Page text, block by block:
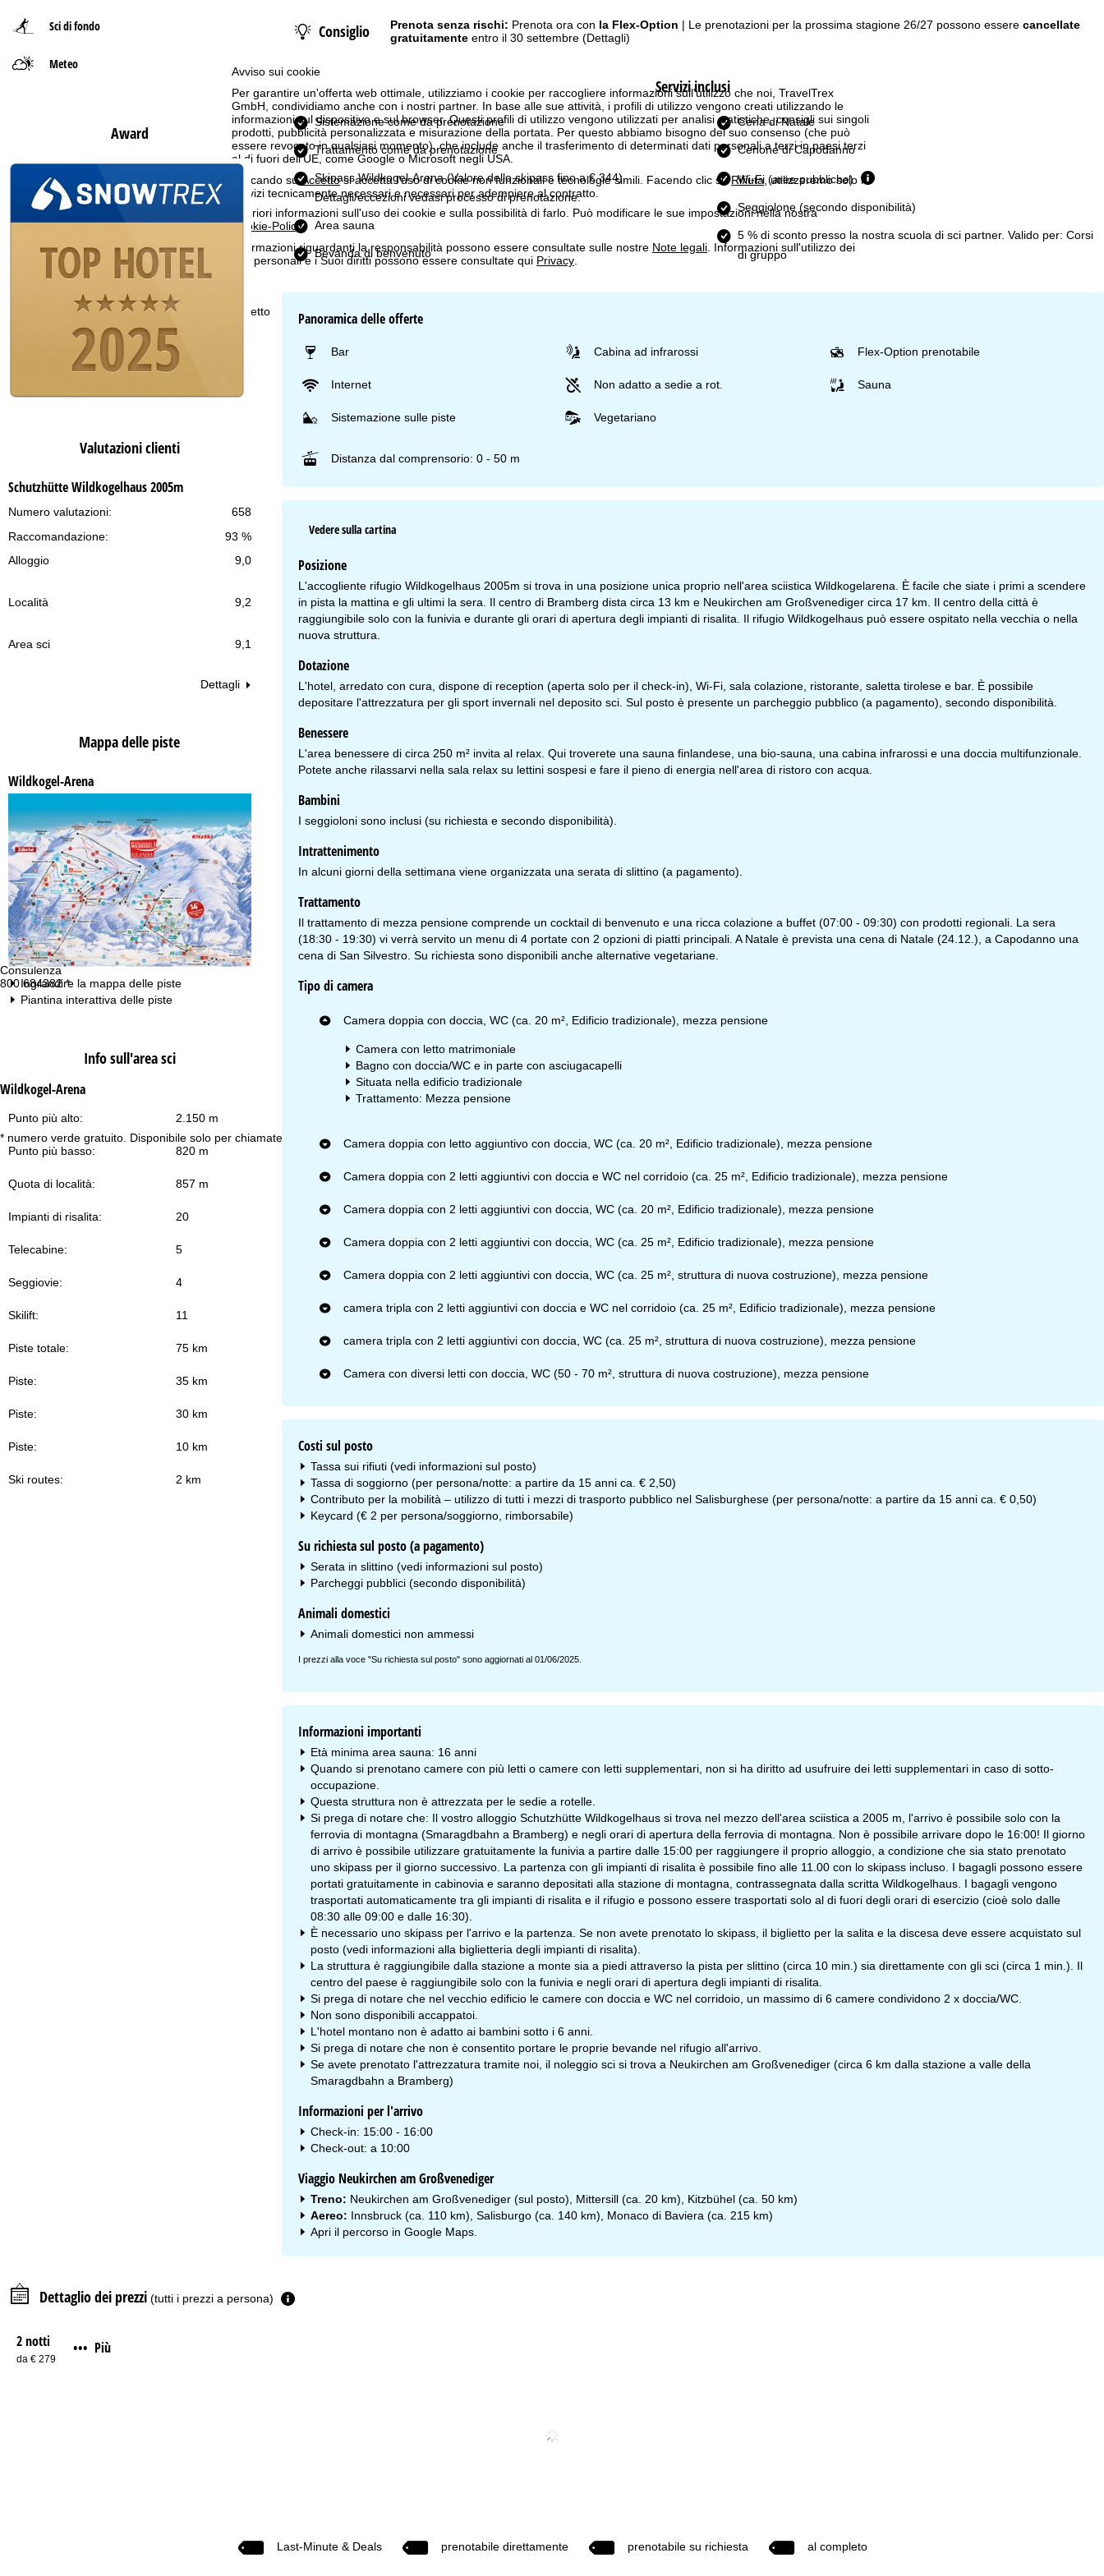
Avviso sui cookie
Per garantire un'offerta web ottimale, utilizziamo i cookie per raccogliere informazioni sull'utilizzo che noi, TravelTrex
GmbH, condividiamo anche con i nostri partner. In base alle sue attività, i profili di utilizzo vengono creati utilizzando le
informazioni sul dispositivo e sul browser. Questi profili di utilizzo vengono utilizzati per analisi statistiche, consigli sui singoli
prodotti, pubblicità personalizzata e misurazione della portata. Per questo abbiamo bisogno del suo consenso (che può
essere revocato in qualsiasi momento), che include anche il trasferimento di determinati dati personali a terzi in paesi terzi
al di fuori dell'UE, come Google o Microsoft negli USA.
Cliccando suAccettosi accetta l'uso di cookie non funzionali e tecnologie simili. Facendo clic suRifiuta, utilizzeremo solo i
servizi tecnicamente necessari e necessari per adempiere al contratto.
Ulteriori informazioni sull'uso dei cookie e sulla possibilità di farlo. Può modificare le sue impostazioni nella nostra
Cookie-Policy.
Informazioni riguardanti la responsabilità possono essere consultate sulle nostre Note legali . Informazioni sull'utilizzo dei
dati personali e i Suoi diritti possono essere consultate qui Privacy
Accetto
Consulenza
800 684382 *
* numero verde gratuito. Disponibile solo per chiamate dall’Italia
Lun-Gio:
Consulenza
Sci di fondo
Meteo
Award
Valutazioni clienti
Schutzhütte Wildkogelhaus 2005m
658
Numero valutazioni:
93 %
Raccomandazione:
Alloggio
9,0
Località 9,2
Area sci 9,1
Dettagli
Mappa delle piste
Wildkogel-Arena
Ingrandire la mappa delle piste
Piantina interattiva delle piste
Info sull'area sci
Wildkogel-Arena
Punto più alto: 2.150 m
Punto più basso: 820 m
Quota di località: 857 m
Impianti di risalita: 20
Telecabine: 5
Seggiovie: 4
Skilift: 11
Piste totale: 75 km
Piste: 35 km
Piste: 30 km
Piste: 10 km
Ski routes: 2 km
p
g
e
Consiglio Prenota senza rischi: Prenota ora con la Flex-Option | Le prenotazioni per la prossima stagione 26/27 possono essere cancellate
gratuitamenteentro il 30 settembre (Dettagli)
Servizi inclusi
Sistemazione come da prenotazione
Trattamento come da prenotazione
Skipass Wildkogel-Arena(Valore dello skipass fino a € 344).
Dettagli/eccezioni vedasi processo di prenotazione.
Area sauna
Bevanda di benvenuto
Cena di Natale
Cenone di Capodanno
Wi-Fi (aree pubbliche)
Seggiolone (secondo disponibilità)
5 % di sconto presso la nostra scuola di sci partner. Valido per: Corsi
di gruppo
Panoramica delle offerte
Bar Cabina ad infrarossi Flex-Option prenotabile
Internet Non adatto a sedie a rot. Sauna
Sistemazione sulle piste Vegetariano
Distanza dal comprensorio: 0 - 50 m
Vedere sulla cartina
Posizione
L'accogliente rifugio Wildkogelhaus 2005m si trova in una posizione unica proprio nell'area sciistica Wildkogelarena. È facile che siate i primi a scendere
in pista la mattina e gli ultimi la sera. Il centro di Bramberg dista circa 13 km e Neukirchen am Großvenediger circa 17 km. Il centro della città è
raggiungibile solo con la funivia e durante gli orari di apertura degli impianti di risalita. Il rifugio Wildkogelhaus può essere ospitato nella vecchia o nella
nuova struttura.
Dotazione
L'hotel, arredato con cura, dispone di reception (aperta solo per il check-in), Wi-Fi, sala colazione, ristorante, saletta tirolese e bar. È possibile
depositare l'attrezzatura per gli sport invernali nel deposito sci. Sul posto è presente un parcheggio pubblico (a pagamento), secondo disponibilità.
Benessere
L'area benessere di circa 250 m² invita al relax. Qui troverete una sauna finlandese, una bio-sauna, una cabina infrarossi e una doccia multifunzionale.
Potete anche rilassarvi nella sala relax su lettini sospesi e fare il pieno di energia nell'area di ristoro con acqua.
Bambini
I seggioloni sono inclusi (su richiesta e secondo disponibilità).
Intrattenimento
In alcuni giorni della settimana viene organizzata una serata di slittino (a pagamento).
Trattamento
Il trattamento di mezza pensione comprende un cocktail di benvenuto e una ricca colazione a buffet (07:00 - 09:30) con prodotti regionali. La sera
(18:30 - 19:30) vi verrà servito un menu di 4 portate con 2 opzioni di piatti principali. A Natale è prevista una cena di Natale (24.12.), a Capodanno una
cena di San Silvestro. Su richiesta sono disponibili anche alternative vegetariane.
Tipo di camera
Camera doppia con doccia, WC (ca. 20 m², Edificio tradizionale), mezza pensione
Camera con letto matrimoniale
Bagno con doccia/WC e in parte con asciugacapelli
Situata nella edificio tradizionale
Trattamento: Mezza pensione
Camera doppia con letto aggiuntivo con doccia, WC (ca. 20 m², Edificio tradizionale), mezza pensione
Camera doppia con 2 letti aggiuntivi con doccia e WC nel corridoio (ca. 25 m², Edificio tradizionale), mezza pensione
Camera doppia con 2 letti aggiuntivi con doccia, WC (ca. 20 m², Edificio tradizionale), mezza pensione
Camera doppia con 2 letti aggiuntivi con doccia, WC (ca. 25 m², Edificio tradizionale), mezza pensione
Camera doppia con 2 letti aggiuntivi con doccia, WC (ca. 25 m², struttura di nuova costruzione), mezza pensione
camera tripla con 2 letti aggiuntivi con doccia e WC nel corridoio (ca. 25 m², Edificio tradizionale), mezza pensione
camera tripla con 2 letti aggiuntivi con doccia, WC (ca. 25 m², struttura di nuova costruzione), mezza pensione
Camera con diversi letti con doccia, WC (50 - 70 m², struttura di nuova costruzione), mezza pensione
Costi sul posto
Tassa sui rifiuti (vedi informazioni sul posto)
Tassa di soggiorno (per persona/notte: a partire da 15 anni ca. € 2,50)
Contributo per la mobilità – utilizzo di tutti i mezzi di trasporto pubblico nel Salisburghese (per persona/notte: a partire da 15 anni ca. € 0,50)
Keycard (€ 2 per persona/soggiorno, rimborsabile)
Su richiesta sul posto (a pagamento)
Serata in slittino (vedi informazioni sul posto)
Parcheggi pubblici (secondo disponibilità)
Animali domestici
Animali domestici non ammessi
I prezzi alla voce "Su richiesta sul posto" sono aggiornati al 01/06/2025.
Informazioni importanti
Età minima area sauna: 16 anni
Quando si prenotano camere con più letti o camere con letti supplementari, non si ha diritto ad usufruire dei letti supplementari in caso di sotto-
occupazione.
Questa struttura non è attrezzata per le sedie a rotelle.
Si prega di notare che: Il vostro alloggio Schutzhütte Wildkogelhaus si trova nel mezzo dell'area sciistica a 2005 m, l'arrivo è possibile solo con la
ferrovia di montagna (Smaragdbahn a Bramberg) e negli orari di apertura della ferrovia di montagna. Non è possibile arrivare dopo le 16:00! Il giorno
di arrivo è possibile utilizzare gratuitamente la funivia a partire dalle 15:00 per raggiungere il proprio alloggio, a condizione che sia stato prenotato
uno skipass per il giorno successivo. La partenza con gli impianti di risalita è possibile fino alle 11.00 con lo skipass incluso. I bagagli possono essere
portati gratuitamente in cabinovia e saranno depositati alla stazione di montagna, contrassegnata dalla scritta Wildkogelhaus. I bagagli vengono
trasportati automaticamente tra gli impianti di risalita e il rifugio e possono essere trasportati solo al di fuori degli orari di esercizio (cioè solo dalle
08:30 alle 09:00 e dalle 16:30).
È necessario uno skipass per l'arrivo e la partenza. Se non avete prenotato lo skipass, il biglietto per la salita e la discesa deve essere acquistato sul
posto (vedi informazioni alla biglietteria degli impianti di risalita).
La struttura è raggiungibile dalla stazione a monte sia a piedi attraverso la pista per slittino (circa 10 min.) sia direttamente con gli sci (circa 1 min.). Il
centro del paese è raggiungibile solo con la funivia e negli orari di apertura degli impianti di risalita.
Si prega di notare che nel vecchio edificio le camere con doccia e WC nel corridoio, un massimo di 6 camere condividono 2 x doccia/WC.
Non sono disponibili accappatoi.
L'hotel montano non è adatto ai bambini sotto i 6 anni.
Si prega di notare che non è consentito portare le proprie bevande nel rifugio all'arrivo.
Se avete prenotato l'attrezzatura tramite noi, il noleggio sci si trova a Neukirchen am Großvenediger (circa 6 km dalla stazione a valle della
Smaragdbahn a Bramberg)
Informazioni per l'arrivo
Check-in: 15:00 - 16:00
Check-out: a 10:00
Viaggio Neukirchen am Großvenediger
Treno: Neukirchen am Großvenediger (sul posto), Mittersill (ca. 20 km), Kitzbühel (ca. 50 km)
Aereo: Innsbruck (ca. 110 km), Salisburgo (ca. 140 km), Monaco di Baviera (ca. 215 km)
Apri il percorso in Google Maps.
Dettaglio dei prezzi (tutti i prezzi a persona)
2 notti
da € 279
••• Più
Last-Minute & Deals prenotabile direttamente prenotabile su richiesta al completo